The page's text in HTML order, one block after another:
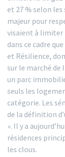
et 27 % selon
majeur pour
visaient à limiter
dans ce cadre
et Résilience,
sur le marché de
un parc
seuls les
catégorie. Les
de la définition
». Il y a
résidences
les clous.